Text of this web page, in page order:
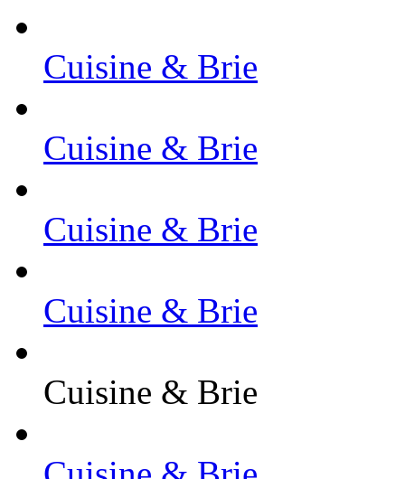
Cuisine & Brie
Cuisine & Brie
Cuisine & Brie
Cuisine & Brie
Cuisine & Brie